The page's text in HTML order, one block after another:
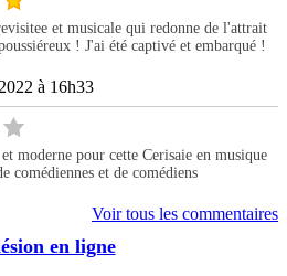
et musicale qui redonne de l'attrait
! J'ai été captivé et embarqué !
à 16h33
moderne pour cette Cerisaie en musique
comédiennes et de comédiens
Voir tous les commentaires
en ligne